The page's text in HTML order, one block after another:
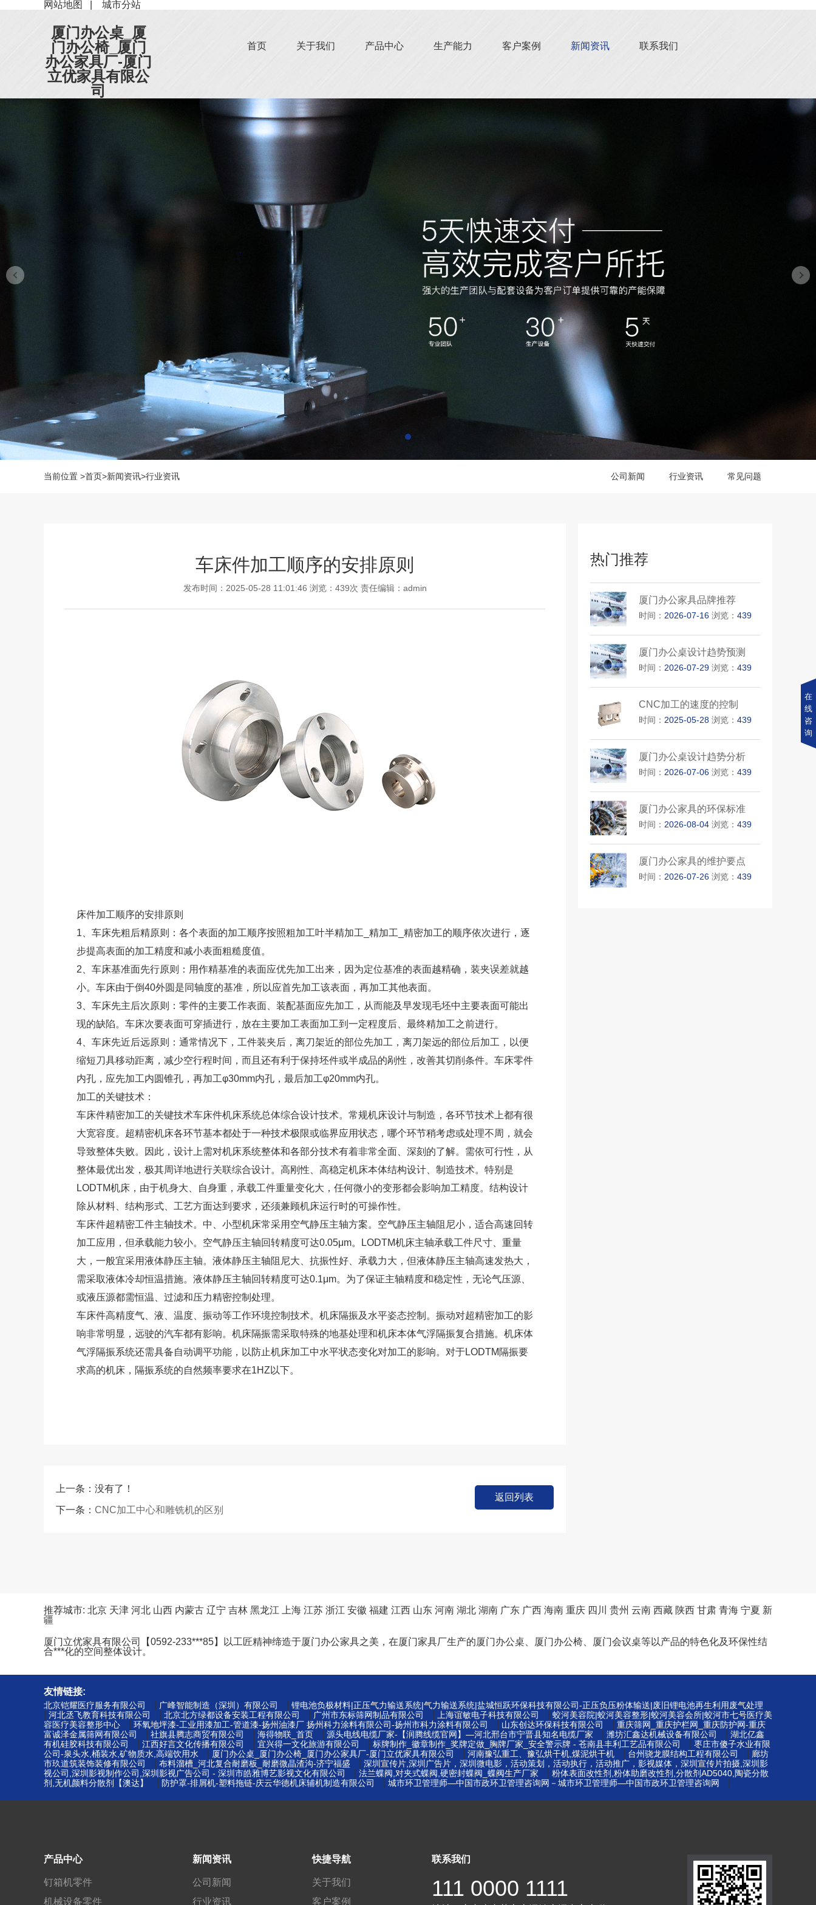
网站地图 城市分站
厦门办公桌_厦
门办公椅_厦门
办公家具厂-厦门
立优家具有限公
司
首页 关于我们 产品中心 生产能力 客户案例 新闻资讯 联系我们
当前位置 >首页>新闻资讯>行业资讯 公司新闻 行业资讯 常见问题
车床件加工顺序的安排原则
发布时间：2025-05-28 11:01:46 浏览：439次 责任编辑： admin
床件加工顺序的安排原则
1、车床先粗后精原则：各个表面的加工顺序按照粗加工叶半精加工_精加工_精密加工的顺序依次进行，逐
步提高表面的加工精度和减小表面粗糙度值。
2、车床基准面先行原则：用作精基准的表面应优先加工出来，因为定位基准的表面越精确，装夹误差就越
小。车床由于倒40外圆是同轴度的基准，所以应首先加工该表面，再加工其他表面。
3、车床先主后次原则：零件的主要工作表面、装配基面应先加工，从而能及早发现毛坯中主要表面可能出
现的缺陷。车床次要表面可穿插进行，放在主要加工表面加工到一定程度后、最终精加工之前进行。
4、车床先近后远原则：通常情况下，工件装夹后，离刀架近的部位先加工，离刀架远的部位后加工，以便
缩短刀具移动距离，减少空行程时间，而且还有利于保持坯件或半成品的剐性，改善其切削条件。车床零件
内孔，应先加工内圆锥孔，再加工φ30mm内孔，最后加工φ20mm内孔。
加工的关键技术：
车床件精密加工的关键技术车床件机床系统总体综合设计技术。常规机床设计与制造，各环节技术上都有很
大宽容度。超精密机床各环节基本都处于一种技术极限或临界应用状态，哪个环节稍考虑或处理不周，就会
导致整体失败。因此，设计上需对机床系统整体和各部分技术有着非常全面、深刻的了解。需依可行性，从
整体最优出发，极其周详地进行关联综合设计。高刚性、高稳定机床本体结构设计、制造技术。特别是
LODTM机床，由于机身大、自身重，承载工件重量变化大，任何微小的变形都会影响加工精度。结构设计
除从材料、结构形式、工艺方面达到要求，还须兼顾机床运行时的可操作性。
车床件超精密工件主轴技术。中、小型机床常采用空气静压主轴方案。空气静压主轴阻尼小，适合高速回转
加工应用，但承载能力较小。空气静压主轴回转精度可达0.05μm。LODTM机床主轴承载工件尺寸、重量
大，一般宜采用液体静压主轴。液体静压主轴阻尼大、抗振性好、承载力大，但液体静压主轴高速发热大，
需采取液体冷却恒温措施。液体静压主轴回转精度可达0.1μm。为了保证主轴精度和稳定性，无论气压源、
或液压源都需恒温、过滤和压力精密控制处理。
车床件高精度气、液、温度、振动等工作环境控制技术。机床隔振及水平姿态控制。振动对超精密加工的影
响非常明显，远驶的汽车都有影响。机床隔振需采取特殊的地基处理和机床本体气浮隔振复合措施。机床体
气浮隔振系统还需具备自动调平功能，以防止机床加工中水平状态变化对加工的影响。对于LODTM隔振要
求高的机床，隔振系统的自然频率要求在1HZ以下。
上一条：没有了！
下一条： CNC加工中心和雕铣机的区别
返回列表
热门推荐
厦门办公家具品牌推荐
时间： 2026-07-16 浏览：439
厦门办公桌设计趋势预测
时间： 2026-07-29 浏览：439
CNC加工的速度的控制
时间： 2025-05-28 浏览：439
厦门办公桌设计趋势分析
时间： 2026-07-06 浏览：439
厦门办公家具的环保标准
时间： 2026-08-04 浏览：439
厦门办公家具的维护要点
时间： 2026-07-26 浏览：439
推荐城市: 北京 天津 河北 山西 内蒙古 辽宁 吉林 黑龙江 上海 江苏 浙江 安徽 福建 江西 山东 河南 湖北 湖南 广东 广西 海南 重庆 四川 贵州 云南 西藏 陕西 甘肃 青海 宁夏 新
疆
厦门立优家具有限公司【0592-233***85】以工匠精神缔造于厦门办公家具之美，在厦门家具厂生产的厦门办公桌、厦门办公椅、厦门会议桌等以产品的特色化及环保性结
合***化的空间整体设计。
友情链接:
北京铠耀医疗服务有限公司 广峰智能制造（深圳）有限公司 锂电池负极材料|正压气力输送系统|气力输送系统|盐城恒跃环保科技有限公司-正压负压粉体输送|废旧锂电池再生利用废气处理
河北丞飞教育科技有限公司 北京北方绿都设备安装工程有限公司 广州市东标筛网制品有限公司 上海谊敏电子科技有限公司
蛟河美容院|蛟河美容整形|蛟河美容会所|蛟河市七号医疗美
容医疗美容整形中心
环氧地坪漆-工业用漆加工-管道漆-扬州油漆厂 扬州科力涂料有限公司-扬州市科力涂料有限公司 山东创达环保科技有限公司
重庆筛网_重庆护栏网_重庆防护网-重庆
富诚泽金属筛网有限公司
社旗县腾志商贸有限公司 海得物联_首页 源头电线电缆厂家-【润腾线缆官网】—河北邢台市宁晋县知名电缆厂家 潍坊汇鑫达机械设备有限公司
湖北亿鑫
有机硅胶科技有限公司
江西好言文化传播有限公司 宜兴得一文化旅游有限公司 标牌制作_徽章制作_奖牌定做_胸牌厂家_安全警示牌 - 苍南县丰利工艺品有限公司
枣庄市傻子水业有限
公司-泉头水,桶装水,矿物质水,高端饮用水
厦门办公桌_厦门办公椅_厦门办公家具厂-厦门立优家具有限公司 河南豫弘重工、豫弘烘干机,煤泥烘干机 台州骁龙膜结构工程有限公司
廊坊
市玖道筑装饰装修有限公司
布料溜槽_河北复合耐磨板_耐磨微晶渣沟-济宁福盛
深圳宣传片,深圳广告片，深圳微电影，活动策划，活动执行，活动推广，影视媒体，深圳宣传片拍摄,深圳影
视公司,深圳影视制作公司,深圳影视广告公司 - 深圳市皓雅博艺影视文化有限公司
法兰蝶阀,对夹式蝶阀,硬密封蝶阀_蝶阀生产厂家
粉体表面改性剂,粉体助磨改性剂,分散剂AD5040,陶瓷分散
剂,无机颜料分散剂【澳达】
防护罩-排屑机-塑料拖链-庆云华德机床辅机制造有限公司 城市环卫管理师—中国市政环卫管理咨询网－城市环卫管理师—中国市政环卫管理咨询网
产品中心
钉箱机零件
机械设备零件
新闻资讯
公司新闻
行业资讯
快捷导航
关于我们
客户案例
联系我们
111 0000 1111
在
线
咨
询